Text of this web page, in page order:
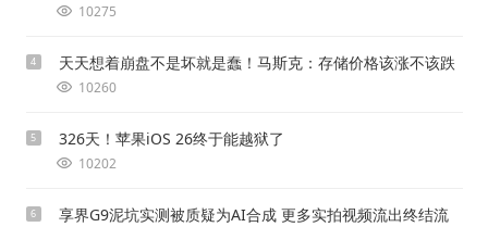
10275
4 天天想着崩盘不是坏就是蠢！马斯克：存储价格该涨不该跌
10260
5 326天！苹果iOS 26终于能越狱了
10202
6
享界G9泥坑实测被质疑为AI合成 更多实拍视频流出终结流